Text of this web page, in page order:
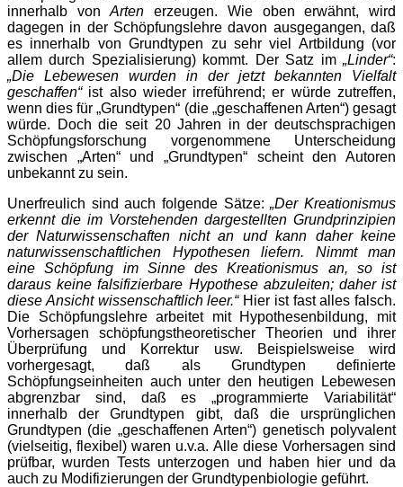
innerhalb vonArtenerzeugen. Wie oben erwähnt, wird
dagegen in der Schöpfungslehre davon ausgegangen, daß
es innerhalb von Grundtypen zu sehr viel Artbildung (vor
allem durch Spezialisierung) kommt. Der Satz im „Linder“:
„Die Lebewesen wurden in der jetzt bekannten Vielfalt
geschaffen“ist also wieder irreführend; er würde zutreffen,
wenn dies für „Grundtypen“ (die „geschaffenen Arten“) gesagt
würde. Doch die seit 20 Jahren in der deutschsprachigen
Schöpfungsforschung vorgenommene Unterscheidung
zwischen „Arten“ und „Grundtypen“ scheint den Autoren
unbekannt zu sein.
Unerfreulich sind auch folgende Sätze:„Der Kreationismus
erkennt die im Vorstehenden dargestellten Grundprinzipien
der Naturwissenschaften nicht an und kann daher keine
naturwissenschaftlichen Hypothesen liefern. Nimmt man
eine Schöpfung im Sinne des Kreationismus an, so ist
daraus keine falsifizierbare Hypothese abzuleiten; daher ist
diese Ansicht wissenschaftlich leer.“Hier ist fast alles falsch.
Die Schöpfungslehre arbeitet mit Hypothesenbildung, mit
Vorhersagen schöpfungstheoretischer Theorien und ihrer
Überprüfung und Korrektur usw. Beispielsweise wird
vorhergesagt, daß als Grundtypen definierte
Schöpfungseinheiten auch unter den heutigen Lebewesen
abgrenzbar sind, daß es „programmierte Variabilität“
innerhalb der Grundtypen gibt, daß die ursprünglichen
Grundtypen (die „geschaffenen Arten“) genetisch polyvalent
(vielseitig, flexibel) waren u.v.a. Alle diese Vorhersagen sind
prüfbar, wurden Tests unterzogen und haben hier und da
auch zu Modifizierungen der Grundtypenbiologie geführt.